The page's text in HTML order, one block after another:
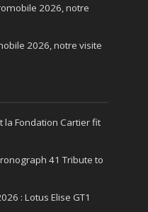
2026, notre
2026, notre visite
la Fondation Cartier fit
41 Tribute to
: Lotus Elise GT1